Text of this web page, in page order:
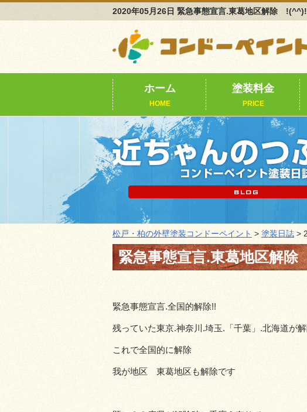
2020年05月26日 緊急事態宣言.東葛地区解除 !(^^)!
ホーム
HOME
塗装料金
PRICE
松戸・柏の外壁塗装コンドーペイント > 塗装日誌 >
緊急事態宣言.東葛地区解
緊急事態宣言.全国的解除!!
残っていた東京.神奈川.埼玉.「千葉」.北海道が
これで全国的に解除
我が地区 東葛地区も解除です